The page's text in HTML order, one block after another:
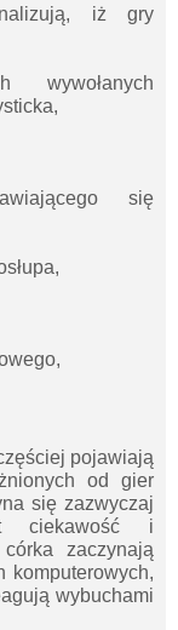
iż gry
wywołanych
się
pojawiają
od gier
się zazwyczaj
ciekawość i
zaczynają
komputerowych,
wybuchami